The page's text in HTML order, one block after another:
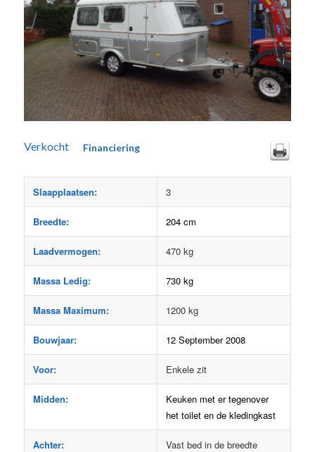
Verkocht Financiering
Slaapplaatsen: 3
Breedte: 204 cm
Laadvermogen: 470 kg
Massa Ledig: 730 kg
Massa Maximum: 1200 kg
Bouwjaar: 12 September 2008
Voor: Enkele zit
Midden:
Keuken met er tegenover
het toilet en de kledingkast
Achter: Vast bed in de breedte